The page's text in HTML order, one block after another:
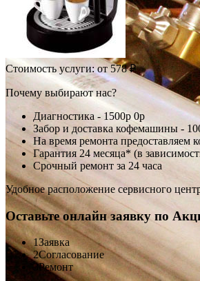
Стоимость услуги:от 578 ₽
Почему выбирают нас?
Диагностика - 1500р 0р
Забор и доставка кофемашины -
На время ремонта
Гарантия 24 месяца* (в
Срочный ремонт за 24 часа
Удобное расположение сервисного
Оставьте онлайн заявку по
1Заявка
2Согласование
3Ремонт